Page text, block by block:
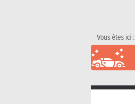
Vous êtes ici :